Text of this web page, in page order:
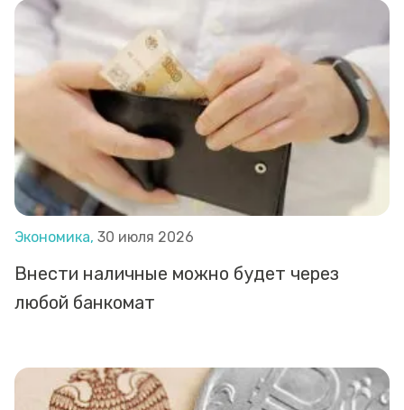
Экономика, 30 июля 2026
Внести наличные можно будет через
любой банкомат